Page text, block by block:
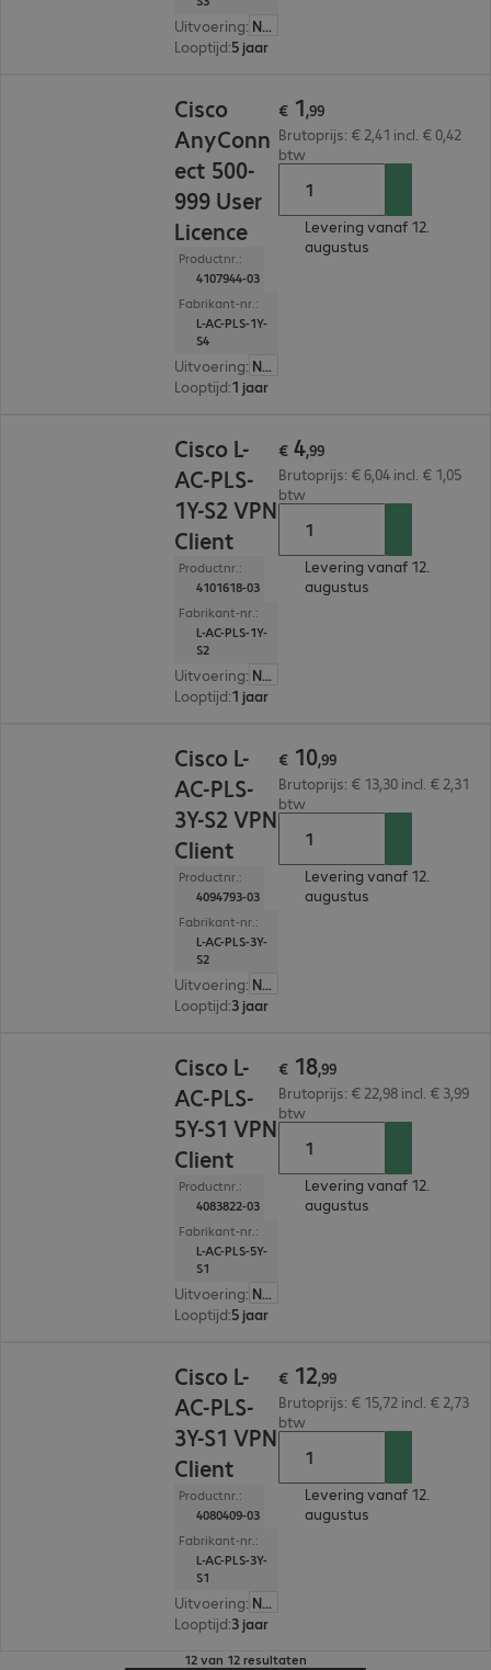
Uitvoering:
Nederland
Looptijd:5 jaar
Cisco
AnyConn
ect 500-
999 User
Licence
Productnr.:
4107944-03
Fabrikant-nr.:
L-AC-PLS-1Y-
S4
Uitvoering:
Nederland
Looptijd:1 jaar
€ 1,99
Brutoprijs: € 2,41 incl. € 0,42
btw
Levering vanaf 12.
augustus
Cisco L-
AC-PLS-
1Y-S2 VPN
Client
Productnr.:
4101618-03
Fabrikant-nr.:
L-AC-PLS-1Y-
S2
Uitvoering:
Nederland
Looptijd:1 jaar
€ 4,99
Brutoprijs: € 6,04 incl. € 1,05
btw
Levering vanaf 12.
augustus
Cisco L-
AC-PLS-
3Y-S2 VPN
Client
Productnr.:
4094793-03
Fabrikant-nr.:
L-AC-PLS-3Y-
S2
Uitvoering:
Nederland
Looptijd:3 jaar
€ 10,99
Brutoprijs: € 13,30 incl. € 2,31
btw
Levering vanaf 12.
augustus
Cisco L-
AC-PLS-
5Y-S1 VPN
Client
Productnr.:
4083822-03
Fabrikant-nr.:
L-AC-PLS-5Y-
S1
Uitvoering:
Nederland
Looptijd:5 jaar
€ 18,99
Brutoprijs: € 22,98 incl. € 3,99
btw
Levering vanaf 12.
augustus
Cisco L-
AC-PLS-
3Y-S1 VPN
Client
Productnr.:
4080409-03
Fabrikant-nr.:
L-AC-PLS-3Y-
S1
Uitvoering:
Nederland
Looptijd:3 jaar
€ 12,99
Brutoprijs: € 15,72 incl. € 2,73
btw
Levering vanaf 12.
augustus
12 van 12 resultaten